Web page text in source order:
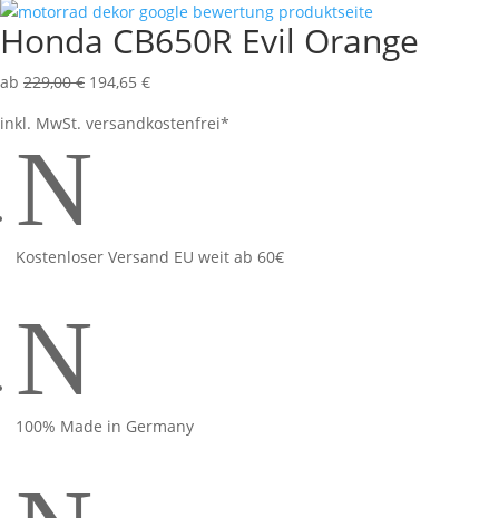
Honda CB650R Evil Orange
ab 229,00€ 194,65 €
inkl. MwSt. versandkostenfrei*
N
Kostenloser Versand EU weit ab 60€
N
100% Made in Germany